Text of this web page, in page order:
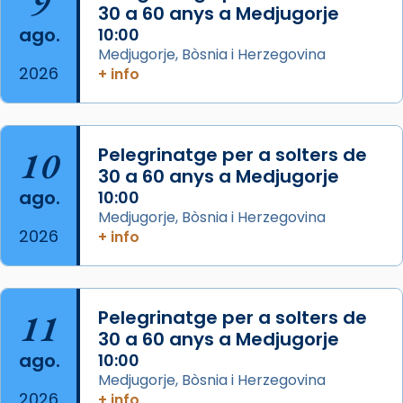
2 weeks ago
Aquest dilluns, 27 de juliol, ha tingut lloc la
missa d’acció de gràcies en agraïment al
comitè organitzador de la visita apostòlica
del Sant Pare Lleó XIV a Barcelona, i als
col·laboradors, a la Catedral de Barcelona.
L’arquebisbe de Barcelona, el cardenal Joan
Josep Omella, ha presidit la missa i l’ha
concelebrat el bisbe auxiliar de Barcelona,
Mons. David Abadías.
📸 Dr. G. Simón
Foto
View on Facebook · Share
Arquebisbat de Barcelona
2 weeks ago
ago.
2026
30 a 60 anys a Medjugorje
10:00
Medjugorje, Bòsnia i Herzegovina
+ info
10
ago.
2026
Pelegrinatge per a solters de
30 a 60 anys a Medjugorje
10:00
Medjugorje, Bòsnia i Herzegovina
+ info
11
ago.
Pelegrinatge per a solters de
30 a 60 anys a Medjugorje
10:00
Medjugorje, Bòsnia i Herzegovina